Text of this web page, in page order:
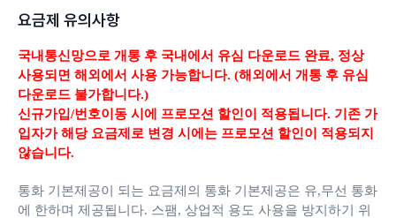
요금제 유의사항
국내통신망으로 개통 후 국내에서 유심 다운로드 완료, 정상
사용되면 해외에서 사용 가능합니다. (해외에서 개통 후 유심
다운로드 불가합니다.)
신규가입/번호이동 시에 프로모션 할인이 적용됩니다. 기존 가
입자가 해당 요금제로 변경 시에는 프로모션 할인이 적용되지
않습니다.
통화 기본제공이 되는 요금제의 통화 기본제공은 유,무선 통화
에 한하며 제공됩니다. 스팸, 상업적 용도 사용을 방지하기 위